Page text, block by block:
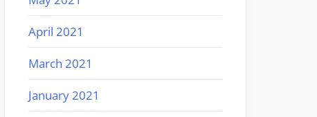
April 2021
March 2021
January 2021